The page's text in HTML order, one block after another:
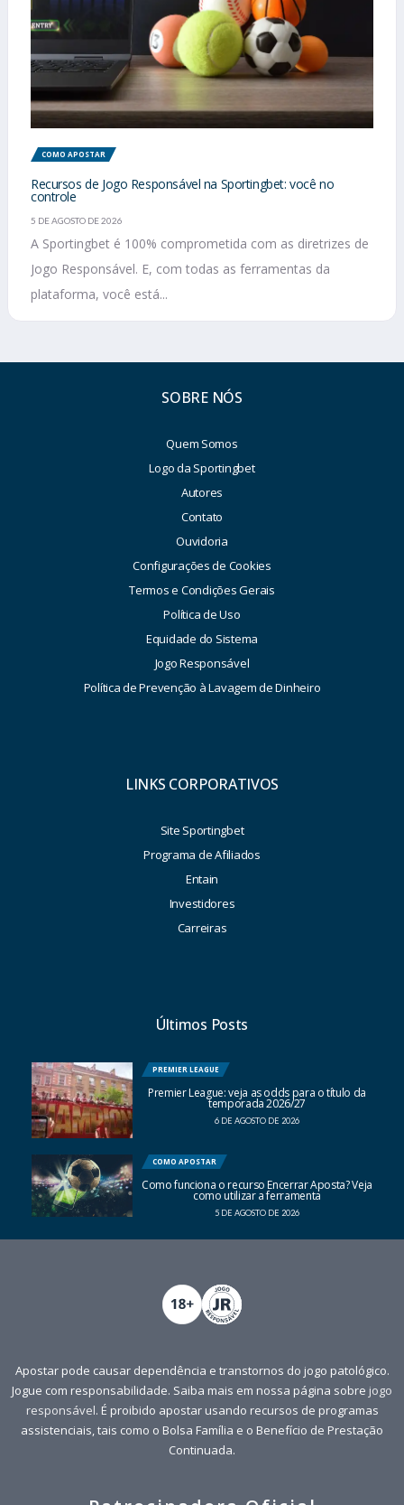
COMO APOSTAR
Recursos de Jogo Responsável na Sportingbet: você no
controle
5 DE AGOSTO DE 2026
A Sportingbet é 100% comprometida com as diretrizes de
Jogo Responsável. E, com todas as ferramentas da
plataforma, você está...
SOBRE NÓS
Quem Somos
Logo da Sportingbet
Autores
Contato
Ouvidoria
Configurações de Cookies
Termos e Condições Gerais
Política de Uso
Equidade do Sistema
Jogo Responsável
Política de Prevenção à Lavagem de Dinheiro
LINKS CORPORATIVOS
Site Sportingbet
Programa de Afiliados
Entain
Investidores
Carreiras
Últimos Posts
PREMIER LEAGUE
Premier League: veja as odds para o título da
temporada 2026/27
6 DE AGOSTO DE 2026
COMO APOSTAR
Como funciona o recurso Encerrar Aposta? Veja
como utilizar a ferramenta
5 DE AGOSTO DE 2026
Apostar pode causar dependência e transtornos do jogo patológico.
Jogue com responsabilidade. Saiba mais em nossa página sobre jogo
responsável. É proibido apostar usando recursos de programas
assistenciais, tais como o Bolsa Família e o Benefício de Prestação
Continuada.